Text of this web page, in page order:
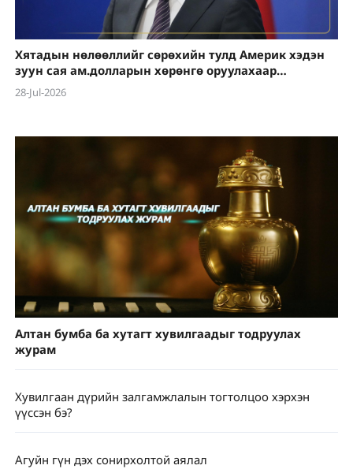
Хятадын нөлөөллийг сөрөхийн тулд Америк хэдэн
зуун сая ам.долларын хөрөнгө оруулахаар
төлөвлөж буй гэх мэдээлэлд хариу өглөө
28-Jul-2026
Алтан бумба ба хутагт хувилгаадыг тодруулах
журам
Хувилгаан дүрийн залгамжлалын тогтолцоо хэрхэн
үүссэн бэ?
Агуйн гүн дэх сонирхолтой аялал